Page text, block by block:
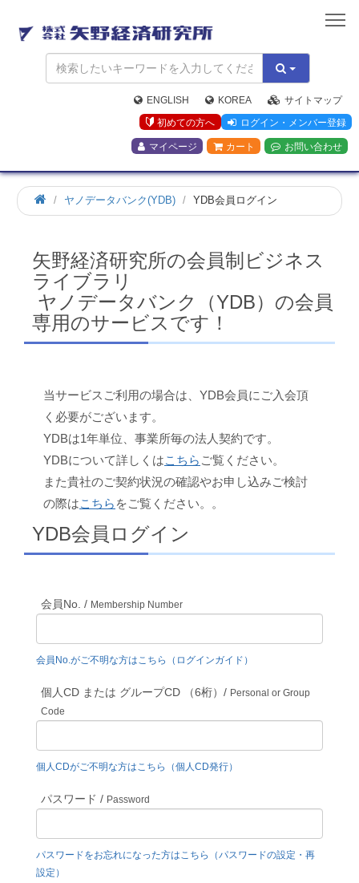
矢
野
経
済
研
究
所
ENGLISH KOREA
サイトマップ
初めての方へ
ログイン・メンバー登録
マイページ カート お問い合わせ
ホ
ー
ヤノデータバンク(YDB) YDB会員ログイン
矢野経済研究所の会員制ビジネス
ライブラリ
ヤノデータバンク（YDB）の会員
専用のサービスです！
当サービスご利用の場合は、YDB会員にご入会頂
く必要がございます。
YDBは1年単位、事業所毎の法人契約です。
YDBについて詳しくはこちら ご覧ください。
また貴社のご契約状況の確認やお申し込みご検討
の際はこちら をご覧ください。。
YDB会員ログイン
会員No. / Membership Number
会員No.がご不明な方はこちら（ログインガイド）
個人CD または グループCD （6桁）/ Personal or Group
Code
個人CDがご不明な方はこちら（個人CD発行）
パスワード / Password
パスワードをお忘れになった方はこちら（パスワードの設定・再
設定）